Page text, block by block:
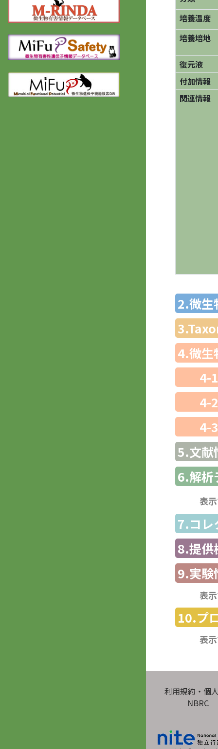
培養温度
培養培地
復元液
付加情報
関連情報
2.微生
4.微生
4-
4-
4-
5.文献
6.解析
表
7.コレ
8.提供
9.実験
表
10.プ
表
利用規約・個
NBRC